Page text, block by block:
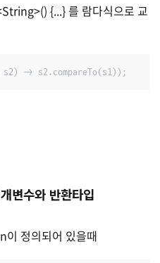
{...} 를 람다식으로 교
-> s2.compareTo(s1));
변수와 반환타입
정의되어 있을때